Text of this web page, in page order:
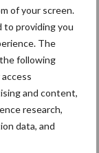
of your screen.
to providing you
The
following
and content,
research,
data, and
nieuws
van schijven